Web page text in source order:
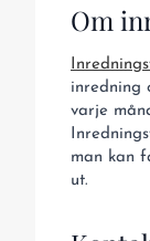
Om
inredning
varje
man kan
ut.